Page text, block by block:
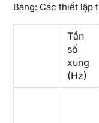
Bảng: Các thiết lập
Tần
số
xung
(Hz)